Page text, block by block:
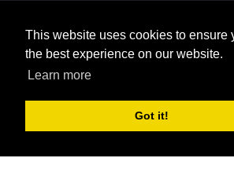
This website uses cookies to ensure
the best experience on our website.
Learn more
Got it!
info@horeca.it